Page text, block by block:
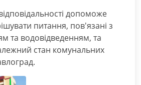
допоможе
питання, пов'язані з
та водовідведенням, та
стан комунальних